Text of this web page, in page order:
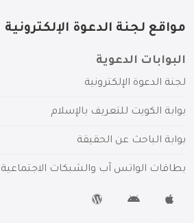
مواقع لجنة الدعوة الإلكترونية
البوابات الدعوية
لجنة الدعوة الإلكترونية
بوابة الكويت للتعريف بالإسلام
بوابة الباحث عن الحقيقة
بطاقات الواتس آب والشبكات الاجتماعية